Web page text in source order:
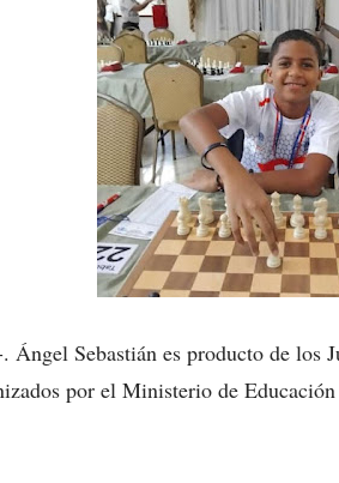
Ángel Sebastián es producto de los
por el Ministerio de